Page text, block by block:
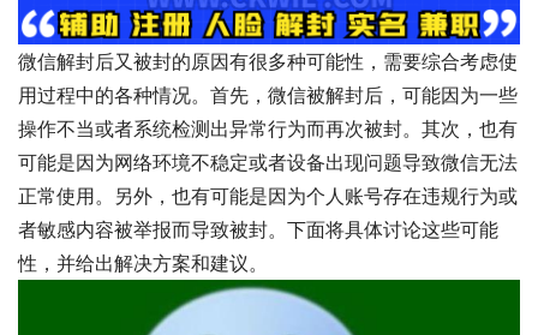
微信解封后又被封的原因有很多种可能性，需要综合考虑使
用过程中的各种情况。首先，微信被解封后，可能因为一些
操作不当或者系统检测出异常行为而再次被封。其次，也有
可能是因为网络环境不稳定或者设备出现问题导致微信无法
正常使用。另外，也有可能是因为个人账号存在违规行为或
者敏感内容被举报而导致被封。下面将具体讨论这些可能
性，并给出解决方案和建议。